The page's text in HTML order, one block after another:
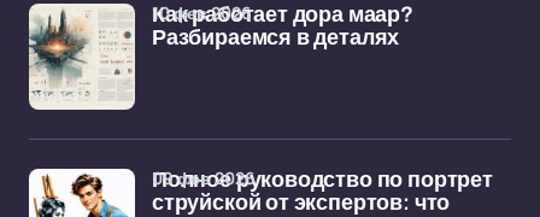
Как работает дора маар?
Разбираемся в деталях
10 фев 2026
Полное руководство по портрет
струйской от экспертов: что
09 фев 2026